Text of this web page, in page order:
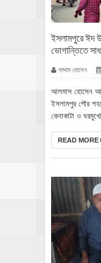
‎ইসলামপুরে ঈদ
ভোগান্তিতে
সাদ্দাম হোসেন
আলমাস হোসেন
ইসলামপুর পৌর
কেনাকাটা ও
READ MORE